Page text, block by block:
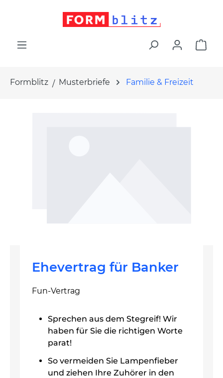
Formblitz Musterbriefe Familie & Freizeit
Ehevertrag für Banker
Fun-Vertrag
Sprechen aus dem Stegreif! Wir
haben für Sie die richtigen Worte
parat!
So vermeiden Sie Lampenfieber
und ziehen Ihre Zuhörer in den